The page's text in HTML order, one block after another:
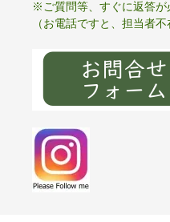
※ご質問等、すぐに返答が
（お電話ですと、担当者